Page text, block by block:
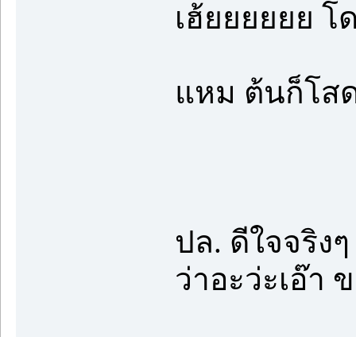
เฮ้ยยยยยย โ
แหม ต้นก็โส
ปล. ดีใจจริง
ว่าอะว่ะเอ๊า